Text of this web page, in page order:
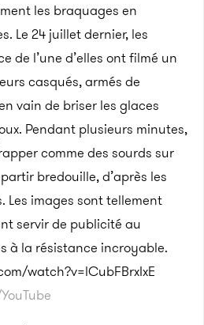
les braquages en
Le 24 juillet dernier, les
de l’une d’elles ont filmé un
casqués, armés de
vain de briser les glaces
Pendant plusieurs minutes,
comme des sourds sur
bredouille, d’après les
Les images sont tellement
servir de publicité au
à la résistance incroyable.
watch?v=lCubFBrxIxE